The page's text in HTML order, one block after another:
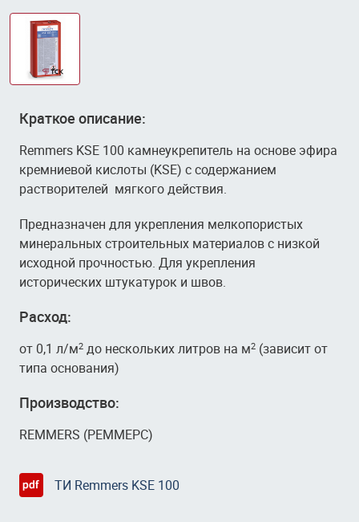
Краткое описание:
Remmers KSE 100 камнеукрепитель на основе эфира
кремниевой кислоты (KSE) с содержанием
растворителей мягкого действия.
Предназначен для укрепления мелкопористых
минеральных строительных материалов с низкой
исходной прочностью. Для укрепления
исторических штукатурок и швов.
Расход:
от 0,1 л/м2 до нескольких литров на м2 (зависит от
типа основания)
Производство:
REMMERS (РЕММЕРС)
ТИ Remmers KSE 100